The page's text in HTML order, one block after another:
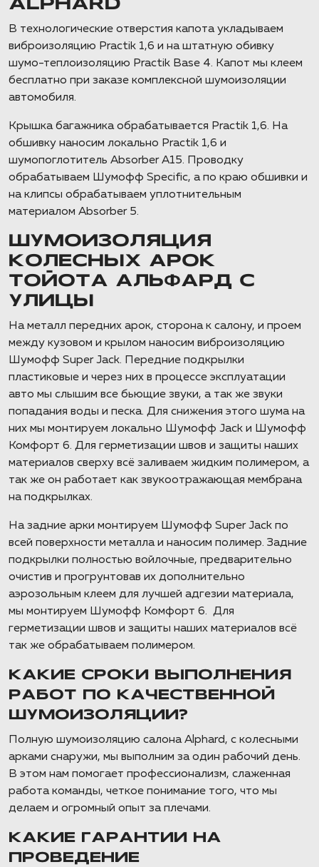
ALPHARD
В технологические отверстия капота укладываем
виброизоляцию Practik 1,6 и на штатную обивку
шумо-теплоизоляцию Practik Base 4. Капот мы клеем
бесплатно при заказе комплексной шумоизоляции
автомобиля.
Крышка багажника обрабатывается Practik 1,6. На
обшивку наносим локально Practik 1,6 и
шумопоглотитель Absorber А15. Проводку
обрабатываем Шумофф Specific, а по краю обшивки и
на клипсы обрабатываем уплотнительным
материалом Absorber 5.
ШУМОИЗОЛЯЦИЯ
КОЛЕСНЫХ АРОК
ТОЙОТА АЛЬФАРД С
УЛИЦЫ
На металл передних арок, сторона к салону, и проем
между кузовом и крылом наносим виброизоляцию
Шумофф Super Jack. Передние подкрылки
пластиковые и через них в процессе эксплуатации
авто мы слышим все бьющие звуки, а так же звуки
попадания воды и песка. Для снижения этого шума на
них мы монтируем локально Шумофф Jack и Шумофф
Комфорт 6. Для герметизации швов и защиты наших
материалов сверху всё заливаем жидким полимером, а
так же он работает как звукоотражающая мембрана
на подкрылках.
На задние арки монтируем Шумофф Super Jack по
всей поверхности металла и наносим полимер. Задние
подкрылки полностью войлочные, предварительно
очистив и прогрунтовав их дополнительно
аэрозольным клеем для лучшей адгезии материала,
мы монтируем Шумофф Комфорт 6. Для
герметизации швов и защиты наших материалов всё
так же обрабатываем полимером.
КАКИЕ СРОКИ ВЫПОЛНЕНИЯ
РАБОТ ПО КАЧЕСТВЕННОЙ
ШУМОИЗОЛЯЦИИ?
Полную шумоизоляцию салона Alphard, с колесными
арками снаружи, мы выполним за один рабочий день.
В этом нам помогает профессионализм, слаженная
работа команды, четкое понимание того, что мы
делаем и огромный опыт за плечами.
КАКИЕ ГАРАНТИИ НА
ПРОВЕДЕНИЕ